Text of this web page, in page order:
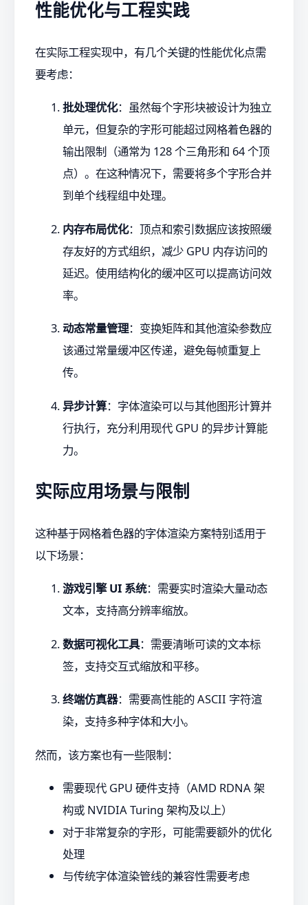
性能优化与工程实践
在实际工程实现中，有几个关键的性能优化点需
要考虑：
批处理优化：虽然每个字形块被设计为独立
单元，但复杂的字形可能超过网格着色器的
输出限制（通常为 128 个三角形和 64 个顶
点）。在这种情况下，需要将多个字形合并
到单个线程组中处理。
内存布局优化：顶点和索引数据应该按照缓
存友好的方式组织，减少 GPU 内存访问的
延迟。使用结构化的缓冲区可以提高访问效
率。
动态常量管理：变换矩阵和其他渲染参数应
该通过常量缓冲区传递，避免每帧重复上
传。
异步计算：字体渲染可以与其他图形计算并
行执行，充分利用现代 GPU 的异步计算能
力。
实际应用场景与限制
这种基于网格着色器的字体渲染方案特别适用于
以下场景：
游戏引擎 UI 系统：需要实时渲染大量动态
文本，支持高分辨率缩放。
数据可视化工具：需要清晰可读的文本标
签，支持交互式缩放和平移。
终端仿真器：需要高性能的 ASCII 字符渲
染，支持多种字体和大小。
然而，该方案也有一些限制：
需要现代 GPU 硬件支持（AMD RDNA 架
构或 NVIDIA Turing 架构及以上）
对于非常复杂的字形，可能需要额外的优化
处理
与传统字体渲染管线的兼容性需要考虑